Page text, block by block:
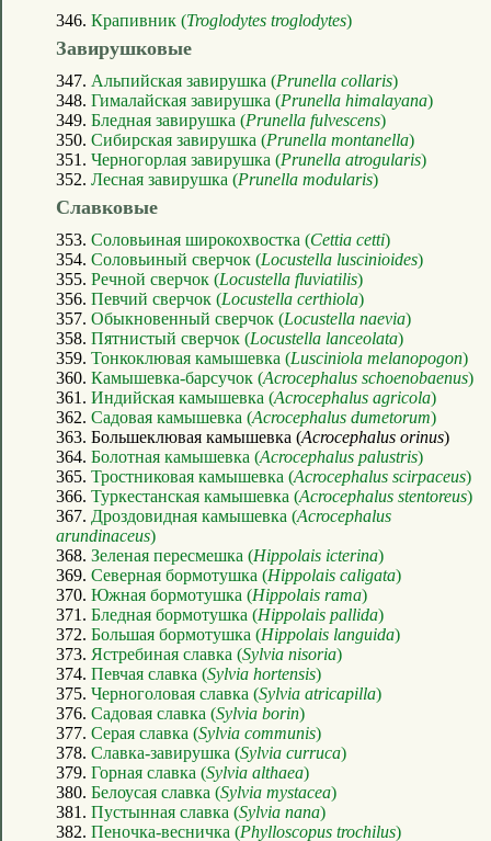
346. Крапивник (Troglodytes troglodytes)
Завирушковые
347. Альпийская завирушка (Prunella collaris)
348. Гималайская завирушка (Prunella himalayana)
349. Бледная завирушка (Prunella fulvescens)
350. Сибирская завирушка (Prunella montanella)
351. Черногорлая завирушка (Prunella atrogularis)
352. Лесная завирушка (Prunella modularis)
Славковые
353. Соловьиная широкохвостка (Cettia cetti)
354. Соловьиный сверчок (Locustella luscinioides)
355. Речной сверчок (Locustella fluviatilis)
356. Певчий сверчок (Locustella certhiola)
357. Обыкновенный сверчок (Locustella naevia)
358. Пятнистый сверчок (Locustella lanceolata)
359. Тонкоклювая камышевка (Lusciniola melanopogon)
360. Камышевка-барсучок (Acrocephalus schoenobaenus)
361. Индийская камышевка (Acrocephalus agricola)
362. Садовая камышевка (Acrocephalus dumetorum)
363. Большеклювая камышевка (Acrocephalus orinus)
364. Болотная камышевка (Acrocephalus palustris)
365. Тростниковая камышевка (Acrocephalus scirpaceus)
366. Туркестанская камышевка (Acrocephalus stentoreus)
367. Дроздовидная камышевка (Acrocephalus
arundinaceus)
368. Зеленая пересмешка (Hippolais icterina)
369. Северная бормотушка (Hippolais caligata)
370. Южная бормотушка (Hippolais rama)
371. Бледная бормотушка (Hippolais pallida)
372. Большая бормотушка (Hippolais languida)
373. Ястребиная славка (Sylvia nisoria)
374. Певчая славка (Sylvia hortensis)
375. Черноголовая славка (Sylvia atricapilla)
376. Садовая славка (Sylvia borin)
377. Серая славка (Sylvia communis)
378. Славка-завирушка (Sylvia curruca)
379. Горная славка (Sylvia althaea)
380. Белоусая славка (Sylvia mystacea)
381. Пустынная славка (Sylvia nana)
382. Пеночка-весничка (Phylloscopus trochilus)